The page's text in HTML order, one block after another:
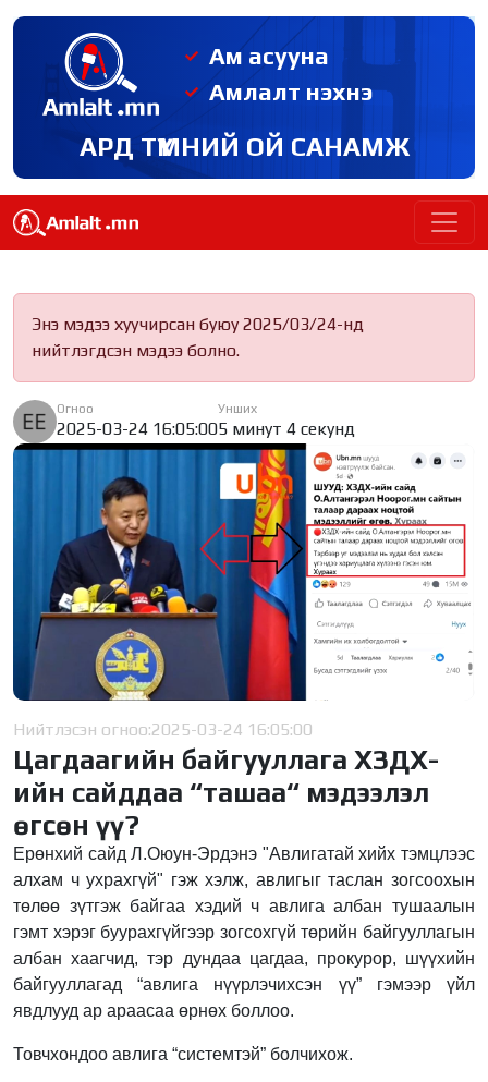
Ам асууна
Амлалт нэхнэ
АРД ТҮМНИЙ ОЙ САНАМЖ
Энэ мэдээ хуучирсан буюу 2025/03/24-нд
нийтлэгдсэн мэдээ болно.
Огноо
2025-03-24 16:05:00
Унших
5 минут 4 секунд
Нийтлэсэн огноо:2025-03-24 16:05:00
Цагдаагийн байгууллага ХЗДХ-
ийн сайддаа “ташаа“ мэдээлэл
өгсөн үү?
Ерөнхий сайд Л.Оюун-Эрдэнэ "Авлигатай хийх тэмцлээс
алхам ч ухрахгүй" гэж хэлж, авлигыг таслан зогсоохын
төлөө зүтгэж байгаа хэдий ч авлига албан тушаалын
гэмт хэрэг буурахгүйгээр зогсохгүй төрийн байгууллагын
албан хаагчид, тэр дундаа цагдаа, прокурор, шүүхийн
байгууллагад “авлига нүүрлэчихсэн үү” гэмээр үйл
явдлууд ар араасаа өрнөх боллоо.
Товчхондоо авлига “системтэй” болчихож.